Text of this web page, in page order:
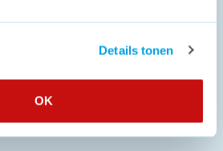
Details tonen
OK